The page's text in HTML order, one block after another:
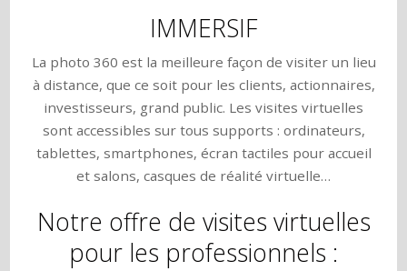
IMMERSIF
La photo 360 est la meilleure façon de visiter un lieu
à distance, que ce soit pour les clients, actionnaires,
investisseurs, grand public. Les visites virtuelles
sont accessibles sur tous supports : ordinateurs,
tablettes, smartphones, écran tactiles pour accueil
et salons, casques de réalité virtuelle…
Notre offre de visites virtuelles
pour les professionnels :